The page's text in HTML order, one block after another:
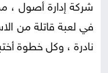
شركة إدارة أصول ،
في لعبة قاتلة من
نادرة ، وكل خطوة